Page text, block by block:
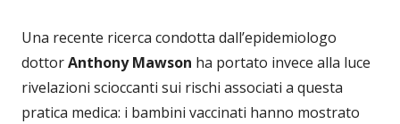
Una recente ricerca condotta dall’epidemiologo
dottorAnthony Mawson ha portato invece alla luce
rivelazioni scioccanti sui rischi associati a questa
pratica medica: i bambini vaccinati hanno mostrato